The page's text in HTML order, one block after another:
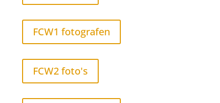
FCW1 fotografen
FCW2 foto's